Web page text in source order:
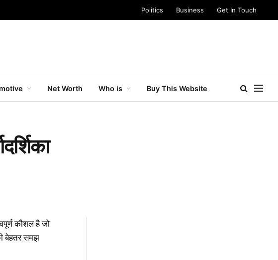
Politics Business Get In Touch
Net Worth Who is Buy This Website
कौशल है जो
बेहतर समझ